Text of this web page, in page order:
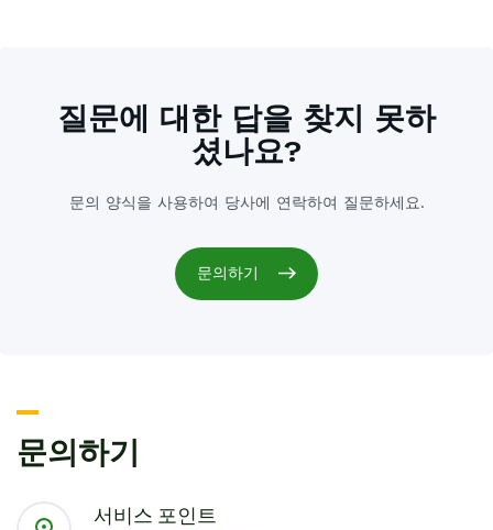
질문에 대한 답을 찾지 못하
셨나요?
문의 양식을 사용하여 당사에 연락하여 질문하세요.
문의하기
문의하기
서비스 포인트